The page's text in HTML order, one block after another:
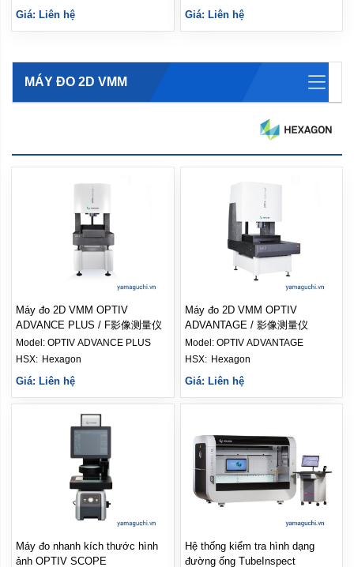
Giá: Liên hệ Giá: Liên hệ
MÁY ĐO 2D VMM
Máy đo 2D VMM OPTIV
ADVANCE PLUS / F影像测量仪
Model: OPTIV ADVANCE PLUS
Hexagon
Giá: Liên hệ
Máy đo 2D VMM OPTIV
ADVANTAGE / 影像测量仪
Model: OPTIV ADVANTAGE
HSX: Hexagon
Giá: Liên hệ
Máy đo nhanh kích thước hình
ảnh OPTIV SCOPE
Hệ thống kiểm tra hình dạng
đường ống TubeInspect